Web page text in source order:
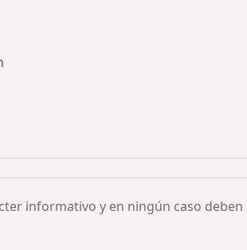
informativo y en ningún caso deben